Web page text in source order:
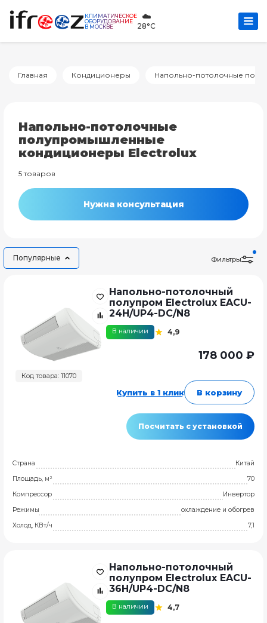
КЛИМАТИЧЕСКОЕ
ОБОРУДОВАНИЕ
В МОСКВЕ
☁️
28°C
Главная Кондиционеры Напольно-потолочные
Напольно-потолочные
полупромышленные
кондиционеры Electrolux
5 товаров
Нужна консультация
Популярные Фильтры
Код товара: 11070
Напольно-потолочный
полупром Electrolux EACU-
24H/UP4-DC/N8
В наличии 4,9
178 000 ₽
Купить в 1 клик В корзину
Посчитать с установкой
Страна
Китай
Площадь, м²
70
Компрессор
Инвертор
Режимы
охлаждение и обогрев
Холод, КВт/ч
7,1
Напольно-потолочный
полупром Electrolux EACU-
36H/UP4-DC/N8
В наличии 4,7